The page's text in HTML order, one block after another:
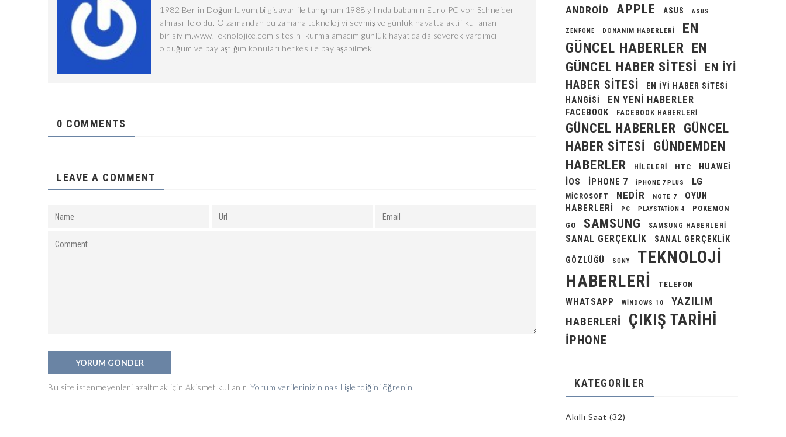
1982 Berlin Doğumluyum,bilgisayar ile tanışmam 1988 yılında babamın Euro PC von Schneider
alması ile oldu. O zamandan bu zamana teknolojiyi sevmiş ve günlük hayatta aktif kullanan
birisiyim.www.Teknolojice.com sitesini kurma amacım günlük hayat'da da severek yardımcı
olduğum ve paylaştığım konuları herkes ile paylaşabilmek
0 COMMENTS
LEAVE A COMMENT
Bu site istenmeyenleri azaltmak için Akismet kullanır. Yorum verilerinizin nasıl işlendiğini öğrenin.
ANDROID APPLE ASUS ASUS
ZENFONE DONANIM HABERLERI
EN
GÜNCEL HABERLER EN
GÜNCEL HABER SITESI
EN IYI
HABER SITESI
EN IYI HABER SITESI
HANGISI
EN YENI HABERLER
FACEBOOK FACEBOOK HABERLERI
GÜNCEL HABERLER
GÜNCEL
HABER SITESI
GÜNDEMDEN
HABERLER
HILELERI HTC HUAWEI
IOS IPHONE 7 IPHONE 7 PLUS LG
MICROSOFT NEDIR NOTE 7
OYUN
HABERLERI
PC PLAYSTATION 4
POKEMON
GO
SAMSUNG SAMSUNG HABERLERI
SANAL GERÇEKLIK SANAL GERÇEKLIK
GÖZLÜĞÜ SONY
TEKNOLOJI
HABERLERI
TELEFON
WHATSAPP WINDOWS 10
YAZILIM
HABERLERI
ÇIKIŞ TARIHI
İPHONE
KATEGORILER
Akıllı Saat (32)